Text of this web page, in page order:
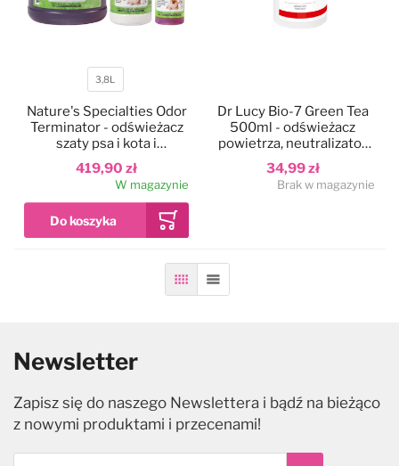
Pojemność
3,8L
419,90 zł
Nature's Specialties Odor
Terminator - odświeżacz
szaty psa i kota i
eliminator zapachów z
otoczenia
W magazynie
34,99 zł
Dr Lucy Bio-7 Green Tea
500ml - odświeżacz
powietrza, neutralizator
nieprzyjemnych
zapachów
Brak w magazynie
SiatkaLista
Newsletter
Zapisz się do naszego Newslettera i bądź na bieżąco
z nowymi produktami i przecenami!